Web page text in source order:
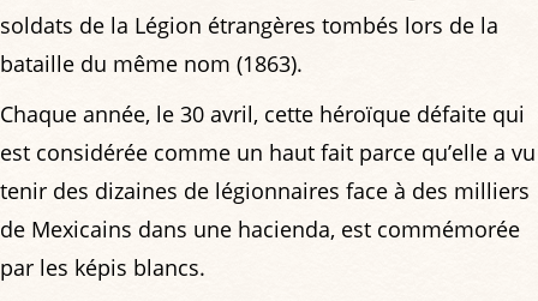
soldats de la Légion étrangères tombés lors de la
bataille du même nom (1863).
Chaque année, le 30 avril, cette héroïque défaite qui
est considérée comme un haut fait parce qu’elle a vu
tenir des dizaines de légionnaires face à des milliers
de Mexicains dans une hacienda, est commémorée
par les képis blancs.